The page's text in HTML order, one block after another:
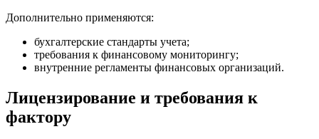
Дополнительно применяются:
бухгалтерские стандарты учета;
требования к финансовому мониторингу;
внутренние регламенты финансовых организаций.
Лицензирование и требования к
фактору